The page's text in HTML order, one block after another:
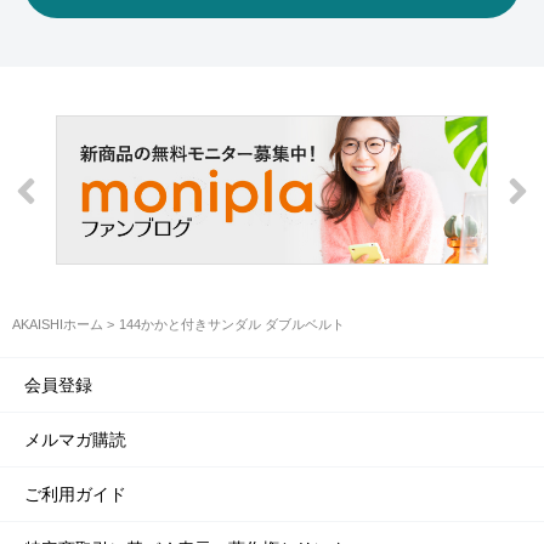
AKAISHIホーム 144かかと付きサンダル ダブルベルト
会員登録
メルマガ購読
ご利用ガイド